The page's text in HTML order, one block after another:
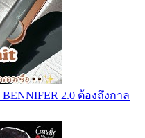
2.0 ต้องถึงกาล